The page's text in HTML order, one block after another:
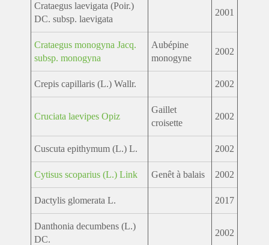
Crataegus laevigata (Poir.)
DC. subsp. laevigata
2001
Crataegus monogyna Jacq.
subsp. monogyna
Aubépine
monogyne
2002
Crepis capillaris (L.) Wallr. 2002
Cruciata laevipes Opiz
Gaillet
croisette
2002
Cuscuta epithymum (L.) L. 2002
Cytisus scoparius (L.) Link Genêt à balais 2002
Dactylis glomerata L. 2017
Danthonia decumbens (L.)
DC.
2002